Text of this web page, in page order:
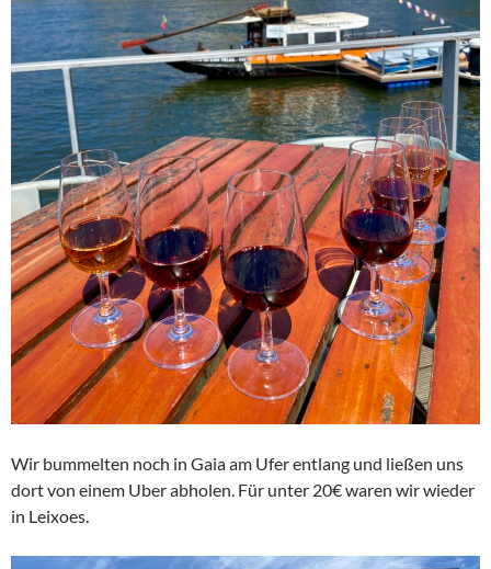
Wir bummelten noch in Gaia am Ufer entlang und ließen uns
dort von einem Uber abholen. Für unter 20€ waren wir wieder
in Leixoes.